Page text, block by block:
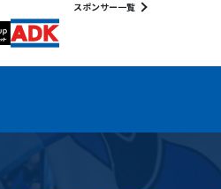
スポンサー一覧